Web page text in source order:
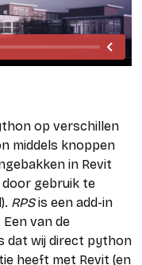
op verschillen
middels knoppen
in Revit
door gebruik te
RPSis een add-in
van de
dat wij direct python
heeft met Revit (en